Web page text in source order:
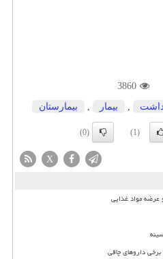
3860
بیمار بیمارستان
(1)
(0)
X
عرضه مواد غذایی
داروهای چاقی